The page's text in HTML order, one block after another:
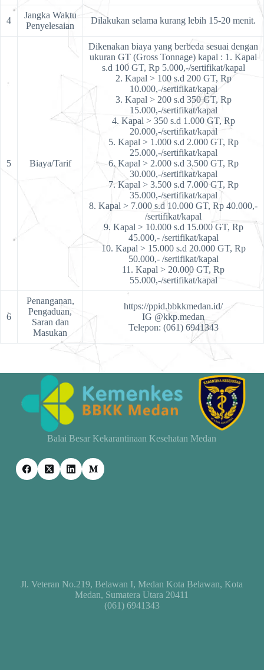
4
Jangka Waktu
Penyelesaian
Dilakukan selama kurang lebih 15-20 menit.
5 Biaya/Tarif
Dikenakan biaya yang berbeda sesuai dengan
ukuran GT (Gross Tonnage) kapal : 1. Kapal
s.d 100 GT, Rp 5.000,-/sertifikat/kapal
2. Kapal > 100 s.d 200 GT, Rp
10.000,-/sertifikat/kapal
3. Kapal > 200 s.d 350 GT, Rp
15.000,-/sertifikat/kapal
4. Kapal > 350 s.d 1.000 GT, Rp
20.000,-/sertifikat/kapal
5. Kapal > 1.000 s.d 2.000 GT, Rp
25.000,-/sertifikat/kapal
6. Kapal > 2.000 s.d 3.500 GT, Rp
30.000,-/sertifikat/kapal
7. Kapal > 3.500 s.d 7.000 GT, Rp
35.000,-/sertifikat/kapal
8. Kapal > 7.000 s.d 10.000 GT, Rp 40.000,-
/sertifikat/kapal
9. Kapal > 10.000 s.d 15.000 GT, Rp
45.000,- /sertifikat/kapal
10. Kapal > 15.000 s.d 20.000 GT, Rp
50.000,- /sertifikat/kapal
11. Kapal > 20.000 GT, Rp
55.000,-/sertifikat/kapal
6
Penanganan,
Pengaduan,
Saran dan
Masukan
https://ppid.bbkkmedan.id/
IG @kkp.medan
Telepon: (061) 6941343
Balai Besar Kekarantinaan Kesehatan Medan
Jl. Veteran No.219, Belawan I, Medan Kota Belawan, Kota
Medan, Sumatera Utara 20411
(061) 6941343